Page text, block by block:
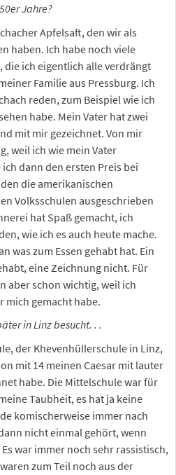
Jahre?
Apfelsaft, den wir als
haben. Ich habe noch viele
die ich eigentlich alle verdrängt
Familie aus Pressburg. Ich
reden, zum Beispiel wie ich
habe. Mein Vater hat zwei
mit mir gezeichnet. Von mir
weil ich wie mein Vater
dann den ersten Preis bei
die amerikanischen
Volksschulen ausgeschrieben
hat Spaß gemacht, ich
wie ich es auch heute mache.
was zum Essen gehabt hat. Ein
eine Zeichnung nicht. Für
aber schon wichtig, weil ich
mich gemacht habe.
in Linz besucht. . .
der Khevenhüllerschule in Linz,
mit 14 meinen Caesar mit lauter
habe. Die Mittelschule war für
Taubheit, es hat ja keine
komischerweise immer nach
nicht einmal gehört, wenn
war immer noch sehr rassistisch,
zum Teil noch aus der